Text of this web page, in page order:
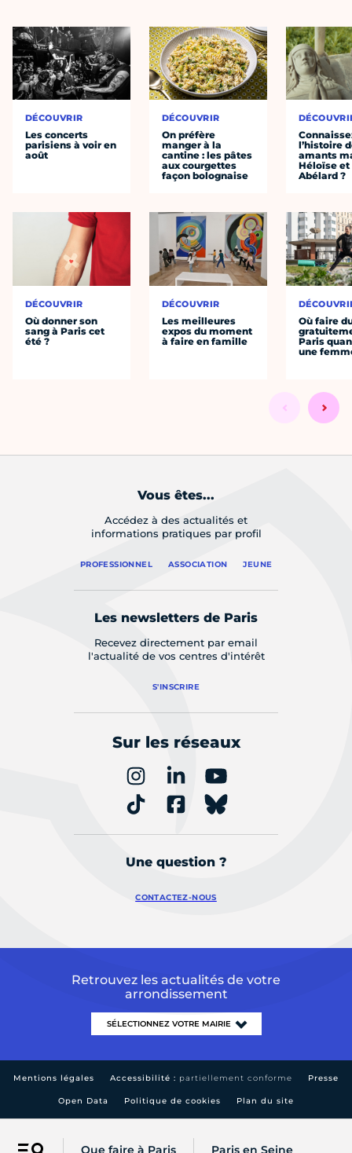
Que faire à Paris Paris en Seine
DÉCOUVRIR
Les concerts
parisiens à voir en
août
DÉCOUVRIR
Où donner son
sang à Paris cet
été ?
DÉCOUVRIR
On préfère
manger à la
cantine : les pâtes
aux courgettes
façon bolognaise
DÉCOUVRIR
Les meilleures
expos du moment
à faire en famille
l’histoire
amants
Héloïse et
Abélard ?
Où faire
Paris
une
Vous êtes...
Accédez à des actualités et
informations pratiques par profil
PROFESSIONNEL ASSOCIATION JEUNE
Les newsletters de Paris
Recevez directement par email
l'actualité de vos centres d'intérêt
S'INSCRIRE
Sur les réseaux
Une question ?
CONTACTEZ-NOUS
Retrouvez les actualités de votre
arrondissement
Mentions légales Accessibilité : partiellement conforme Presse
Open Data Politique de cookies Plan du site